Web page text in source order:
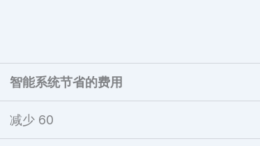
智能系统节省的费用
减少 60